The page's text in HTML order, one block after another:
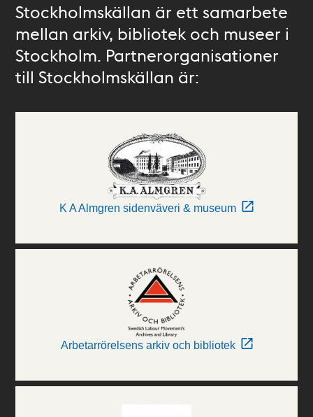
Stockholmskällan är ett samarbete
mellan arkiv, bibliotek och museer i
Stockholm. Partnerorganisationer
till Stockholmskällan är:
K A Almgren sidenväveri & museum
Arbetarrörelsens arkiv och bibliotek